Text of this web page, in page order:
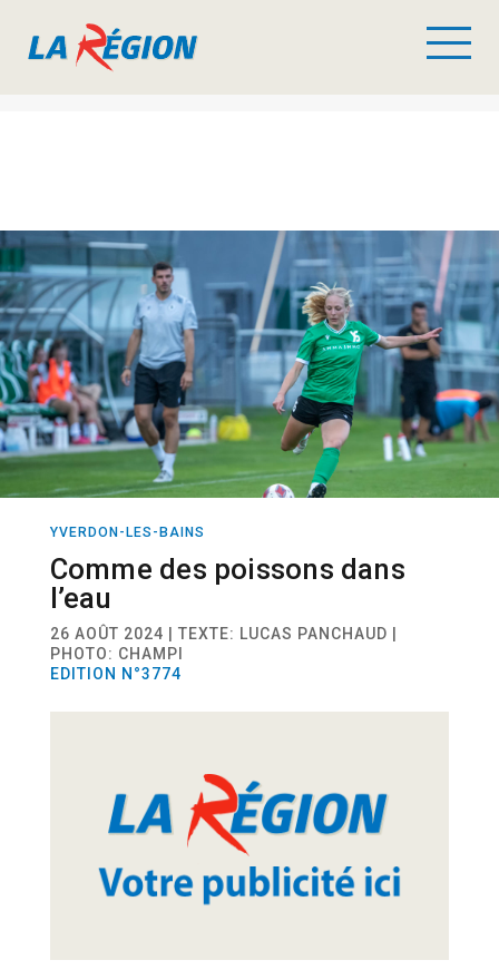
YVERDON-LES-BAINS
Comme des poissons dans
l’eau
26 AOÛT 2024 | TEXTE: LUCAS PANCHAUD |
PHOTO: CHAMPI
EDITION N°3774